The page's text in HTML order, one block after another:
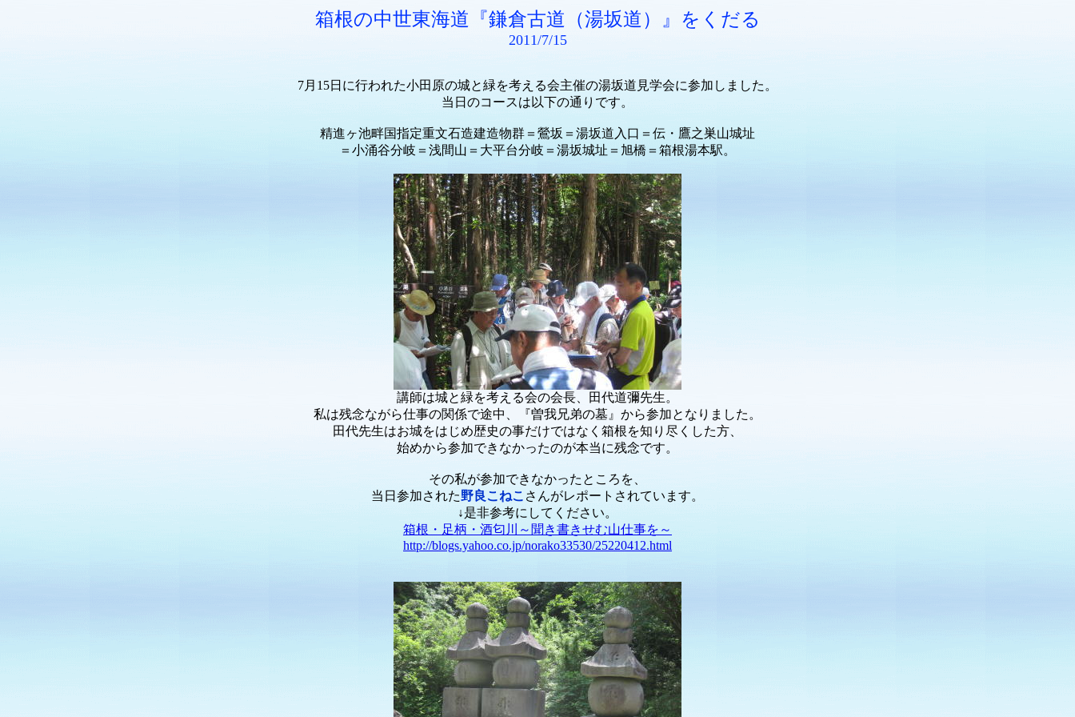
箱根の中世東海道『鎌倉古道（湯坂道）』をくだる
2011/7/15
7月15日に行われた小田原の城と緑を考える会主催の湯坂道見学会に参加しました。
当日のコースは以下の通りです。
精進ヶ池畔国指定重文石造建造物群＝鶯坂＝湯坂道入口＝伝・鷹之巣山城址
＝小涌谷分岐＝浅間山＝大平台分岐＝湯坂城址＝旭橋＝箱根湯本駅。
講師は城と緑を考える会の会長、田代道彌先生。
私は残念ながら仕事の関係で途中、『曽我兄弟の墓』から参加となりました。
田代先生はお城をはじめ歴史の事だけではなく箱根を知り尽くした方、
始めから参加できなかったのが本当に残念です。
その私が参加できなかったところを、
当日参加された野良こねこ さんがレポートされています。
↓是非参考にしてください。
箱根・足柄・酒匂川～聞き書きせむ山仕事を～
http://blogs.yahoo.co.jp/norako33530/25220412.html